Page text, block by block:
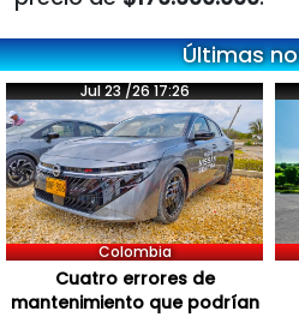
Últimas
Jul 23 /26 17:26
Colombia
Cuatro errores de
mantenimiento que podrían